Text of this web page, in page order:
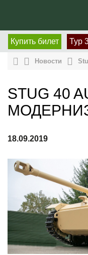
Купить билет Тур
Новости
STUG 40
18.09.2019